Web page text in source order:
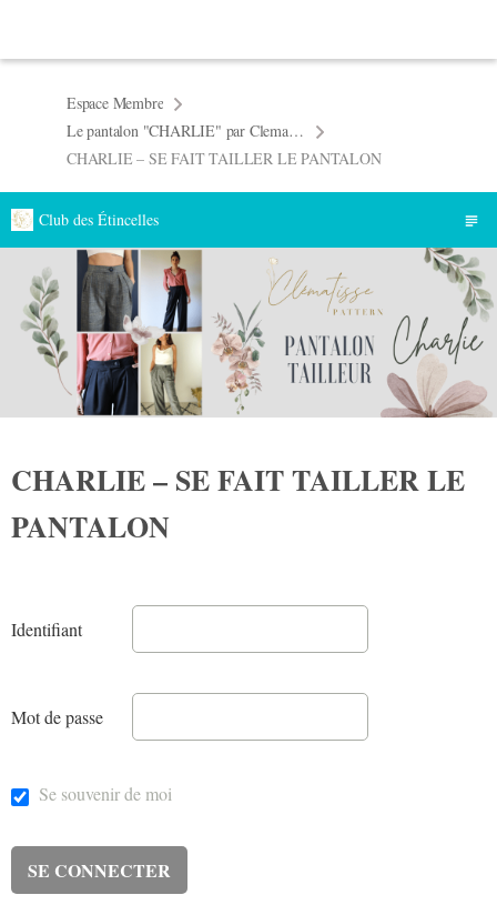
Espace Membre
Le pantalon "CHARLIE" par Clematisse Pattern
CHARLIE – SE FAIT TAILLER LE PANTALON
Club des Étincelles
CHARLIE – SE FAIT TAILLER LE
PANTALON
Identifiant
Mot de passe
Se souvenir de moi